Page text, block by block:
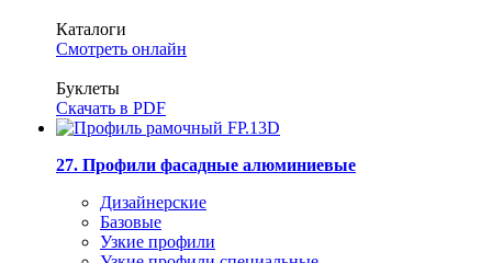
Каталоги
Смотреть онлайн
Буклеты
Скачать в PDF
27. Профили фасадные алюминиевые
Дизайнерские
Базовые
Узкие профили